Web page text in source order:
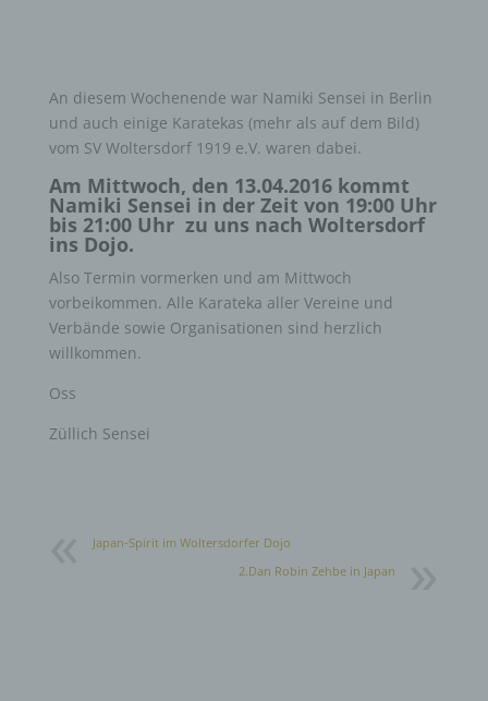
An diesem Wochenende war Namiki Sensei in Berlin
und auch einige Karatekas (mehr als auf dem Bild)
vom SV Woltersdorf 1919 e.V. waren dabei.
Am Mittwoch, den 13.04.2016 kommt
Namiki Sensei in der Zeit von 19:00 Uhr
bis 21:00 Uhr zu uns nach Woltersdorf
ins Dojo.
Also Termin vormerken und am Mittwoch
vorbeikommen. Alle Karateka aller Vereine und
Verbände sowie Organisationen sind herzlich
willkommen.
Oss
Züllich Sensei
Japan-Spirit im Woltersdorfer Dojo
2.Dan Robin Zehbe in Japan